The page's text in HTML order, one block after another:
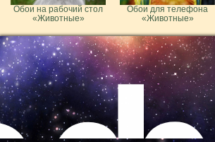
Обои на рабочий стол
«Животные»
Обои для телефона
«Животные»
Смешные фотографии
животных
Любовь и нежность у
зверей
Все самое